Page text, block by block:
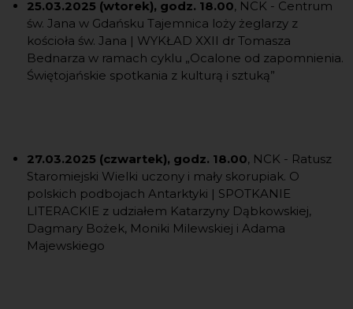
25.03.2025 (wtorek), godz. 18.00, NCK - Centrum
św. Jana w Gdańsku Tajemnica loży żeglarzy z
kościoła św. Jana | WYKŁAD XXII dr Tomasza
Bednarza w ramach cyklu „Ocalone od zapomnienia.
Świętojańskie spotkania z kulturą i sztuką”
27.03.2025 (czwartek), godz. 18.00, NCK - Ratusz
Staromiejski Wielki uczony i mały skorupiak. O
polskich podbojach Antarktyki | SPOTKANIE
LITERACKIE z udziałem Katarzyny Dąbkowskiej,
Dagmary Bożek, Moniki Milewskiej i Adama
Majewskiego